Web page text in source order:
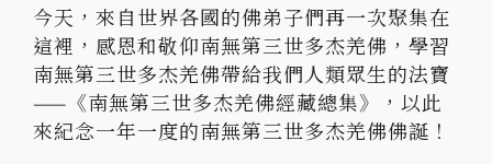
今天，來自世界各國的佛弟子們再一次聚集在
這裡，感恩和敬仰南無第三世多杰羌佛，學習
南無第三世多杰羌佛帶給我們人類眾生的法寶
——《南無第三世多杰羌佛經藏總集》，以此
來紀念一年一度的南無第三世多杰羌佛佛誕！